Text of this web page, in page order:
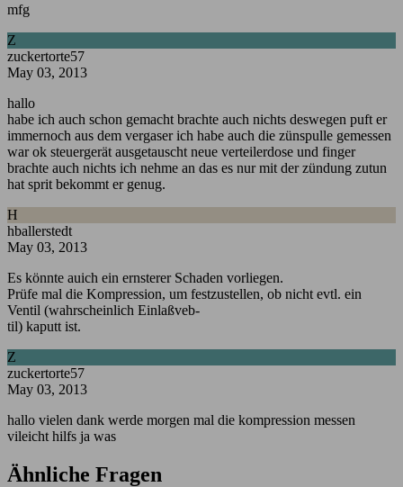
mfg
Z
zuckertorte57
May 03, 2013
hallo
habe ich auch schon gemacht brachte auch nichts deswegen puft er
immernoch aus dem vergaser ich habe auch die zünspulle gemessen
war ok steuergerät ausgetauscht neue verteilerdose und finger
brachte auch nichts ich nehme an das es nur mit der zündung zutun
hat sprit bekommt er genug.
H
hballerstedt
May 03, 2013
Es könnte auich ein ernsterer Schaden vorliegen.
Prüfe mal die Kompression, um festzustellen, ob nicht evtl. ein
Ventil (wahrscheinlich Einlaßveb-
til) kaputt ist.
Z
zuckertorte57
May 03, 2013
hallo vielen dank werde morgen mal die kompression messen
vileicht hilfs ja was
Ähnliche Fragen